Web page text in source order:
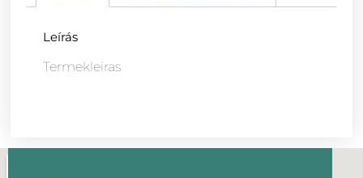
Leírás
Termekleiras